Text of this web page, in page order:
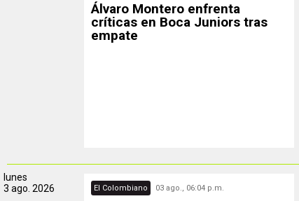
Álvaro Montero enfrenta
críticas en Boca Juniors tras
empate
lunes
3 ago. 2026
El Colombiano 03 ago., 06:04 p.m.